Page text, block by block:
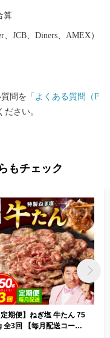
ています。 今後とも応
算
JCB、Diners、AMEX）
問を 「よくある質問（F
さい。
もチェック
定期便】ねぎ塩 牛たん 75
全3回 【毎月配送コース